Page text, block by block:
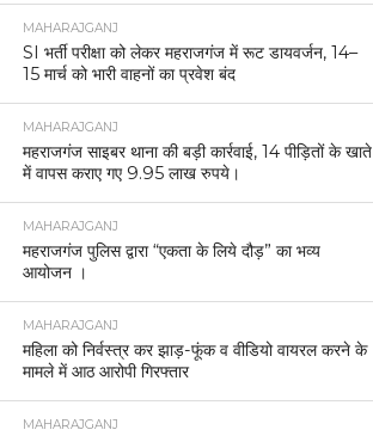
MAHARAJGANJ
SI भर्ती परीक्षा को लेकर महराजगंज में रूट डायवर्जन, 14–
15 मार्च को भारी वाहनों का प्रवेश बंद
MAHARAJGANJ
महराजगंज साइबर थाना की बड़ी कार्रवाई, 14 पीड़ितों के खाते
में वापस कराए गए 9.95 लाख रुपये।
MAHARAJGANJ
महराजगंज पुलिस द्वारा “एकता के लिये दौड़” का भव्य
आयोजन ।
MAHARAJGANJ
महिला को निर्वस्त्र कर झाड़-फूंक व वीडियो वायरल करने के
मामले में आठ आरोपी गिरफ्तार
MAHARAJGANJ